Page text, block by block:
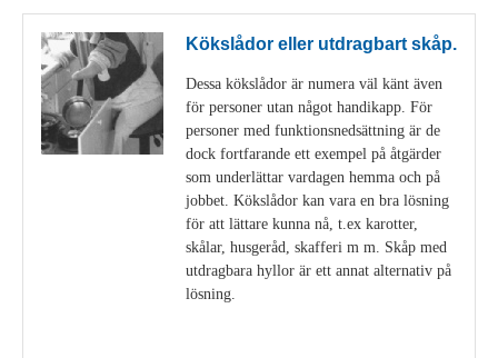
Kökslådor eller utdragbart skåp.
Dessa kökslådor är numera väl känt även
för personer utan något handikapp. För
personer med funktionsnedsättning är de
dock fortfarande ett exempel på åtgärder
som underlättar vardagen hemma och på
jobbet. Kökslådor kan vara en bra lösning
för att lättare kunna nå, t.ex karotter,
skålar, husgeråd, skafferi m m. Skåp med
utdragbara hyllor är ett annat alternativ på
lösning.